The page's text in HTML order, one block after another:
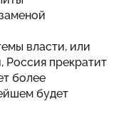
власти, или
прекратит
более
будет